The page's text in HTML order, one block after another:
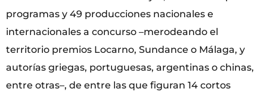
programas y 49 producciones nacionales e
internacionales a concurso –merodeando el
territorio premios Locarno, Sundance o Málaga, y
autorías griegas, portuguesas, argentinas o chinas,
entre otras–, de entre las que figuran 14 cortos